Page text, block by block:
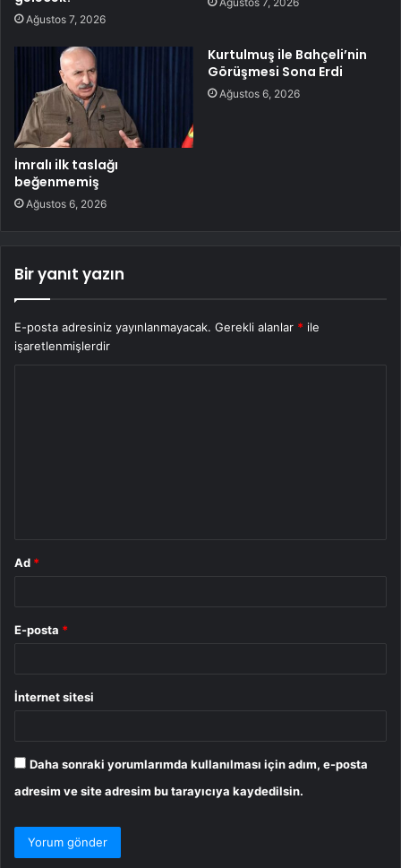
Ağustos 7, 2026
İmralı ilk taslağı
beğenmemiş
Ağustos 6, 2026
Kurtulmuş ile Bahçeli’nin
Görüşmesi Sona Erdi
Ağustos 6, 2026
Bir yanıt yazın
E-posta adresiniz yayınlanmayacak. Gerekli alanlar * ile
işaretlenmişlerdir
Ad *
E-posta *
İnternet sitesi
Daha sonraki yorumlarımda kullanılması için adım, e-posta
adresim ve site adresim bu tarayıcıya kaydedilsin.